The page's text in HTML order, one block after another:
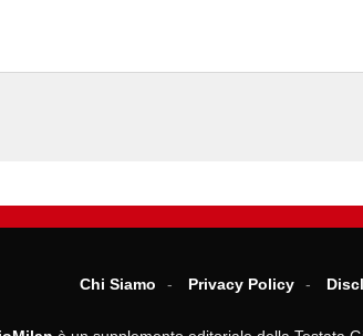
Chi Siamo Privacy Policy